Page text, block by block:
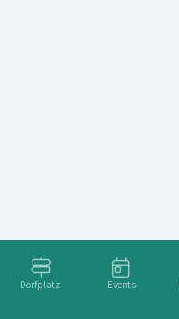
Dorfplatz Events